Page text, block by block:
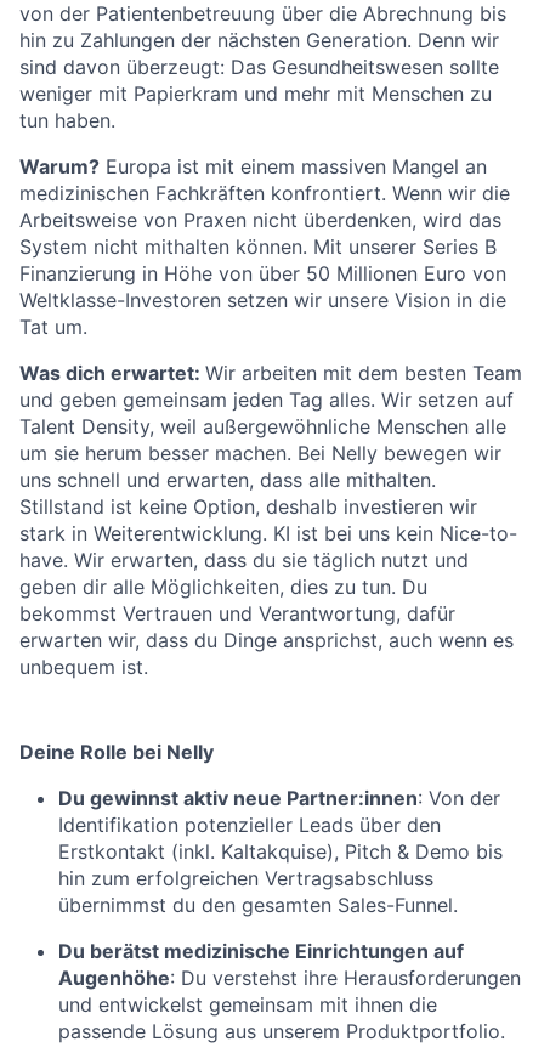
von der Patientenbetreuung über die Abrechnung bis
hin zu Zahlungen der nächsten Generation. Denn wir
sind davon überzeugt: Das Gesundheitswesen sollte
weniger mit Papierkram und mehr mit Menschen zu
tun haben.
Warum? Europa ist mit einem massiven Mangel an
medizinischen Fachkräften konfrontiert. Wenn wir die
Arbeitsweise von Praxen nicht überdenken, wird das
System nicht mithalten können. Mit unserer Series B
Finanzierung in Höhe von über 50 Millionen Euro von
Weltklasse-Investoren setzen wir unsere Vision in die
Tat um.
Was dich erwartet: Wir arbeiten mit dem besten Team
und geben gemeinsam jeden Tag alles. Wir setzen auf
Talent Density, weil außergewöhnliche Menschen alle
um sie herum besser machen. Bei Nelly bewegen wir
uns schnell und erwarten, dass alle mithalten.
Stillstand ist keine Option, deshalb investieren wir
stark in Weiterentwicklung. KI ist bei uns kein Nice-to-
have. Wir erwarten, dass du sie täglich nutzt und
geben dir alle Möglichkeiten, dies zu tun. Du
bekommst Vertrauen und Verantwortung, dafür
erwarten wir, dass du Dinge ansprichst, auch wenn es
unbequem ist.
Deine Rolle bei Nelly
Du gewinnst aktiv neue Partner:innen: Von der
Identifikation potenzieller Leads über den
Erstkontakt (inkl. Kaltakquise), Pitch & Demo bis
hin zum erfolgreichen Vertragsabschluss
übernimmst du den gesamten Sales-Funnel.
Du berätst medizinische Einrichtungen auf
Augenhöhe: Du verstehst ihre Herausforderungen
und entwickelst gemeinsam mit ihnen die
passende Lösung aus unserem Produktportfolio.